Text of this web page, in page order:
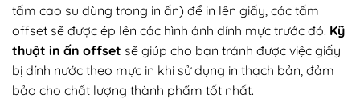
tấm cao su dùng trong in ấn) để in lên giấy, các tấm
offset sẽ được ép lên các hình ảnh dính mực trước đó. Kỹ
thuật in ấn offset sẽ giúp cho bạn tránh được việc giấy
bị dính nước theo mực in khi sử dụng in thạch bản, đảm
bảo cho chất lượng thành phẩm tốt nhất.